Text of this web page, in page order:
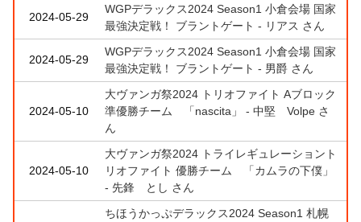
2024-05-29
WGPデラックス2024 Season1 小倉会場 国家
最強決定戦！ ブラントゲート - リアス さん
2024-05-29
WGPデラックス2024 Season1 小倉会場 国家
最強決定戦！ ブラントゲート - 男爵 さん
2024-05-10
大ヴァンガ祭2024 トリオファイト Aブロック
準優勝チーム 「nascita」 - 中堅 Volpe さ
ん
2024-05-10
大ヴァンガ祭2024 トライレギュレーショント
リオファイト 優勝チーム 「カムラの下僕」
- 先鋒 とし さん
ちほうかっぷデラックス2024 Season1 札幌